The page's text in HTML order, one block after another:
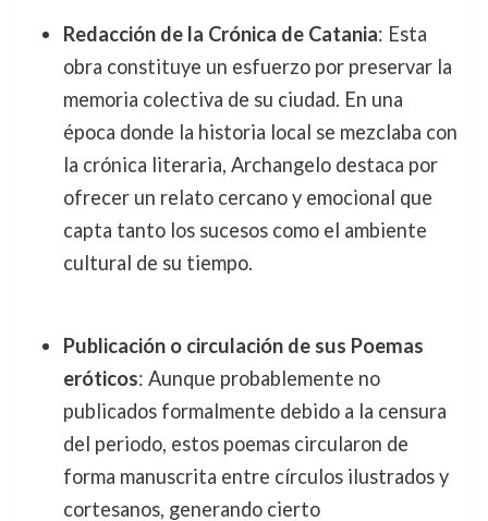
Redacción de la Crónica de Catania: Esta
obra constituye un esfuerzo por preservar la
memoria colectiva de su ciudad. En una
época donde la historia local se mezclaba con
la crónica literaria, Archangelo destaca por
ofrecer un relato cercano y emocional que
capta tanto los sucesos como el ambiente
cultural de su tiempo.
Publicación o circulación de sus Poemas
eróticos: Aunque probablemente no
publicados formalmente debido a la censura
del periodo, estos poemas circularon de
forma manuscrita entre círculos ilustrados y
cortesanos, generando cierto